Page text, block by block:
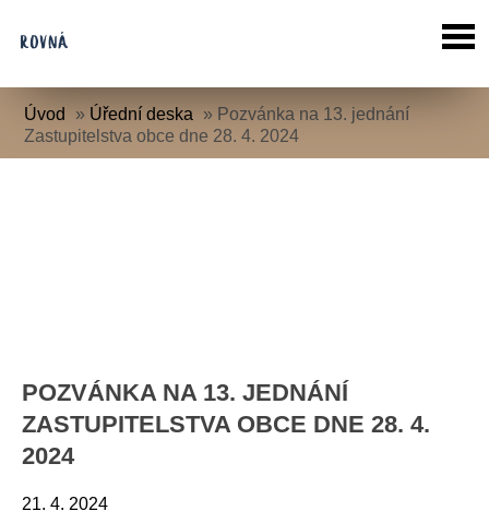
Úvod » Úřední deska » Pozvánka na 13. jednání
Zastupitelstva obce dne 28. 4. 2024
POZVÁNKA NA 13. JEDNÁNÍ
ZASTUPITELSTVA OBCE DNE 28. 4.
2024
21. 4. 2024